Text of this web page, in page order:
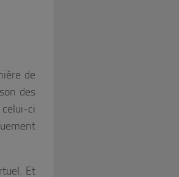
de
des
ci
Et